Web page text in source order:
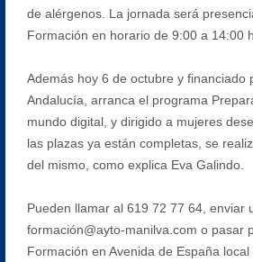
de alérgenos. La jornada será
Formación en horario de 9:00 a 14:00 h.
Además hoy 6 de octubre y financiado
Andalucía, arranca el programa
mundo digital, y dirigido a mujeres
las plazas ya están completas, se
del mismo, como explica Eva Galindo.
Pueden llamar al 619 72 77 64, enviar
formación@ayto-manilva.com o pasar
Formación en Avenida de España